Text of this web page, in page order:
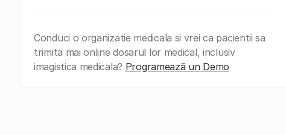
Conduci o organizatie medicala si vrei ca pacientii sa
trimita mai online dosarul lor medical, inclusiv
imagistica medicala? Programează un Demo